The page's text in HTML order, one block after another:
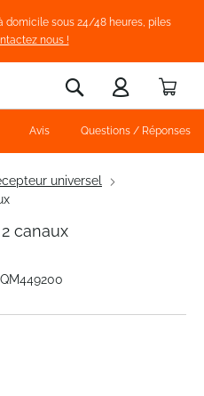
domicile sous 24/48 heures, piles
nous !
Rechercher
universel
canaux
Avis Questions / Réponses